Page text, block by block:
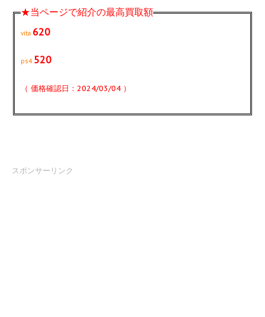
★当ページで紹介の最高買取額
vita 620
ps4 520
（ 価格確認日：2024/03/04 ）
スポンサーリンク